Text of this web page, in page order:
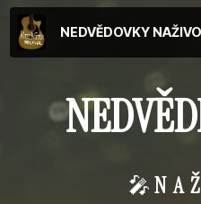
NEDVĚDOVKY NAŽIVO
🎤N A